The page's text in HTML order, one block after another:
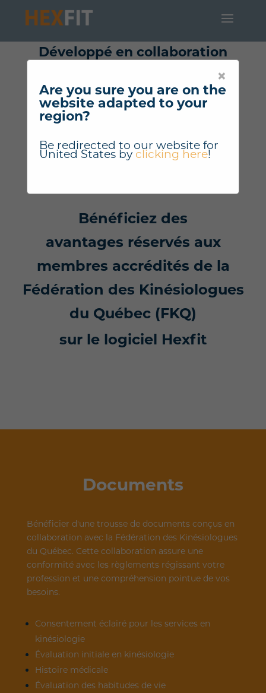
×
Are you sure you are on the
website adapted to your
region?
Be redirected to our website for
United Statesby clicking here!
Développé en collaboration
avec
Bénéficiez des
avantages réservés aux
membres accrédités de la
Fédération des Kinésiologues
du Québec (FKQ)
sur le logiciel Hexfit
Documents
Bénéficier d'une trousse de documents conçus en
collaboration avec la Fédération des Kinésiologues
du Québec. Cette collaboration assure une
conformité avec les règlements régissant votre
profession et une compréhension pointue de vos
besoins.
Consentement éclairé pour les services en
kinésiologie
Évaluation initiale en kinésiologie
Histoire médicale
Évaluation des habitudes de vie